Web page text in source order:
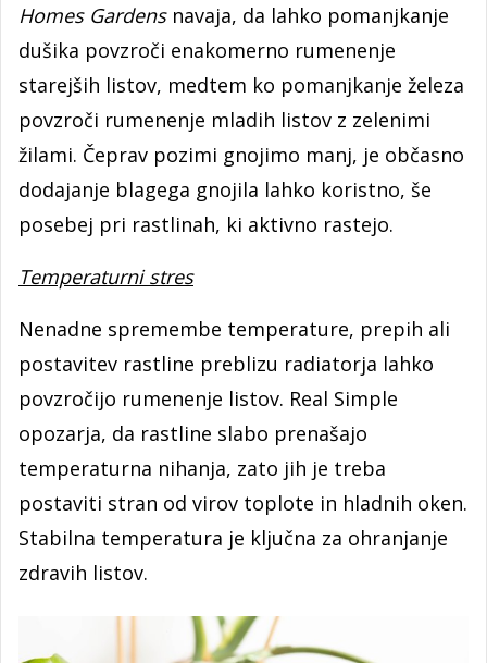
Homes Gardensnavaja, da lahko pomanjkanje
dušika povzroči enakomerno rumenenje
starejših listov, medtem ko pomanjkanje železa
povzroči rumenenje mladih listov z zelenimi
žilami. Čeprav pozimi gnojimo manj, je občasno
dodajanje blagega gnojila lahko koristno, še
posebej pri rastlinah, ki aktivno rastejo.
Temperaturni stres
Nenadne spremembe temperature, prepih ali
postavitev rastline preblizu radiatorja lahko
povzročijo rumenenje listov. Real Simple
opozarja, da rastline slabo prenašajo
temperaturna nihanja, zato jih je treba
postaviti stran od virov toplote in hladnih oken.
Stabilna temperatura je ključna za ohranjanje
zdravih listov.